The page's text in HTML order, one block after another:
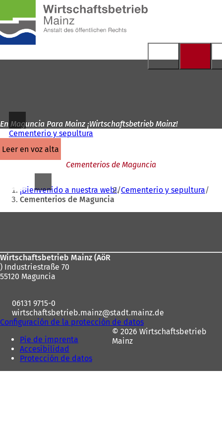
Saltar al contenido
página
de
inicio
En Maguncia Para Mainz ¡Wirtschaftsbetrieb Mainz!
Cementerio y sepultura
leer en voz alta
Cementerios de Maguncia
Estás
aquí:
¡Bienvenido a nuestra web! Cementerio y sepultura
Cementerios de Maguncia
pies
Wirtschaftsbetrieb Mainz (AöR
) Industriestraße 70
55120 Maguncia
06131 9715-0
wirtschaftsbetrieb.mainz
stadt.mainz de
Configuración de la protección de datos
Pie de imprenta
Accesibilidad
Protección de datos
© 2026 Wirtschaftsbetrieb
Mainz